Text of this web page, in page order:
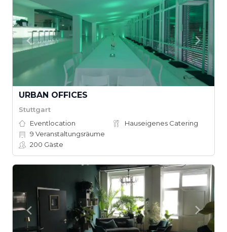
URBAN OFFICES
Stuttgart
Eventlocation
Hauseigenes Catering
9 Veranstaltungsräume
200 Gäste